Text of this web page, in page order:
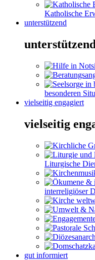
Katholische
unterstützend
unterstützend
besonderen
vielseitig engagiert
vielseitig
Liturgische
interreligiöser
gut informiert